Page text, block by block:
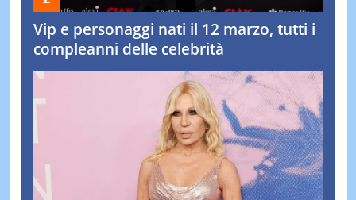
Vip e personaggi nati il 12 marzo, tutti i
compleanni delle celebrità